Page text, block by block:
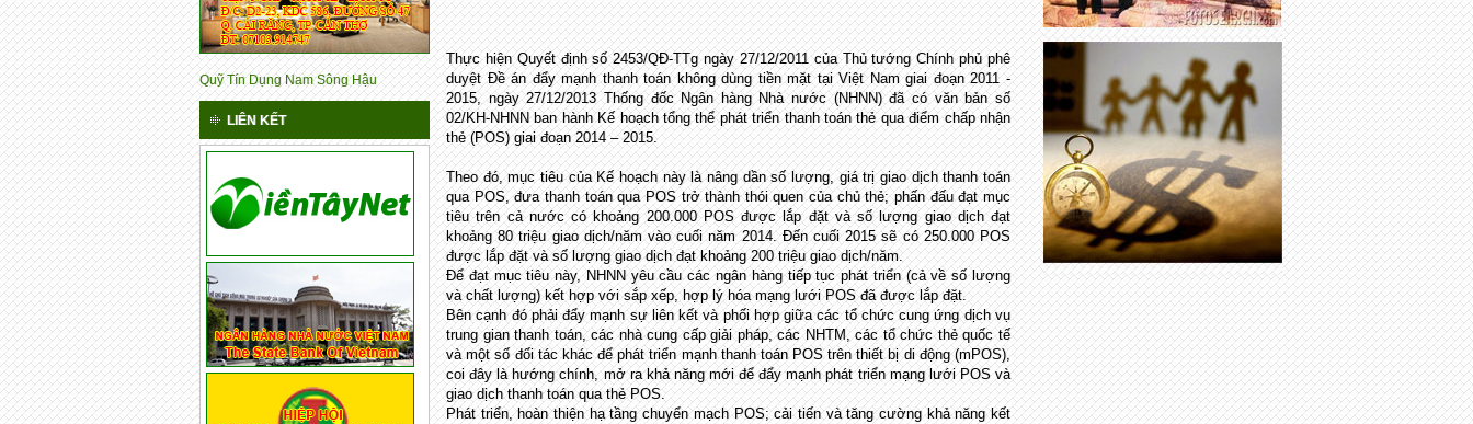
Quỹ Tín Dụng Nam Sông Hậu
LIÊN KẾT
Thực hiện Quyết định số 2453/QĐ-TTg ngày 27/12/2011 của Thủ tướng Chính phủ phê
duyệt Đề án đẩy mạnh thanh toán không dùng tiền mặt tại Việt Nam giai đoạn 2011 -
2015, ngày 27/12/2013 Thống đốc Ngân hàng Nhà nước (NHNN) đã có văn bản số
02/KH-NHNN ban hành Kế hoạch tổng thể phát triển thanh toán thẻ qua điểm chấp nhận
thẻ (POS) giai đoạn 2014 – 2015.
Theo đó, mục tiêu của Kế hoạch này là nâng dần số lượng, giá trị giao dịch thanh toán
qua POS, đưa thanh toán qua POS trở thành thói quen của chủ thẻ; phấn đấu đạt mục
tiêu trên cả nước có khoảng 200.000 POS được lắp đặt và số lượng giao dịch đạt
khoảng 80 triệu giao dịch/năm vào cuối năm 2014. Đến cuối 2015 sẽ có 250.000 POS
được lắp đặt và số lượng giao dịch đạt khoảng 200 triệu giao dịch/năm.
Để đạt mục tiêu này, NHNN yêu cầu các ngân hàng tiếp tục phát triển (cả về số lượng
và chất lượng) kết hợp với sắp xếp, hợp lý hóa mạng lưới POS đã được lắp đặt.
Bên cạnh đó phải đẩy mạnh sự liên kết và phối hợp giữa các tổ chức cung ứng dịch vụ
trung gian thanh toán, các nhà cung cấp giải pháp, các NHTM, các tổ chức thẻ quốc tế
và một số đối tác khác để phát triển mạnh thanh toán POS trên thiết bị di động (mPOS),
coi đây là hướng chính, mở ra khả năng mới để đẩy mạnh phát triển mạng lưới POS và
giao dịch thanh toán qua thẻ POS.
Phát triển, hoàn thiện hạ tầng chuyển mạch POS; cải tiến và tăng cường khả năng kết